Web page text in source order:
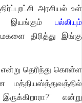
அரசியல் உள்
இயங்கும் பல்லியும்
திரித்து இங்கு
என்று தெரிந்து கொள்ள
என்று